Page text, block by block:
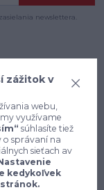
newslettera.
zážitok v
webu,
využívame
súhlasíte tiež
o správaní na
sieťach av
kedykoľvek